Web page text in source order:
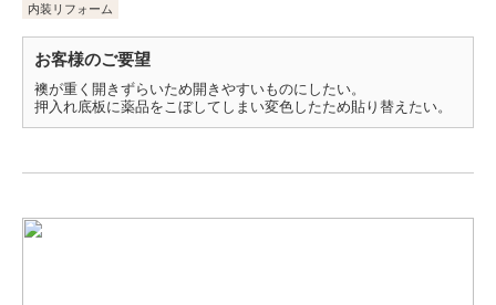
内装リフォーム
お客様のご要望
襖が重く開きずらいため開きやすいものにしたい。
押入れ底板に薬品をこぼしてしまい変色したため貼り替えたい。